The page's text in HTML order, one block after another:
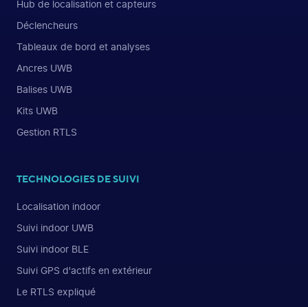
Hub de localisation et capteurs
Déclencheurs
Tableaux de bord et analyses
Ancres UWB
Balises UWB
Kits UWB
Gestion RTLS
TECHNOLOGIES DE SUIVI
Localisation indoor
Suivi indoor UWB
Suivi indoor BLE
Suivi GPS d'actifs en extérieur
Le RTLS expliqué